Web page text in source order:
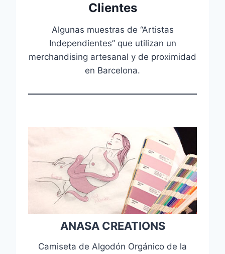
Clientes
Algunas muestras de “Artistas
Independientes” que utilizan un
merchandising artesanal y de proximidad
en Barcelona.
ANASA CREATIONS
Camiseta de Algodón Orgánico de la